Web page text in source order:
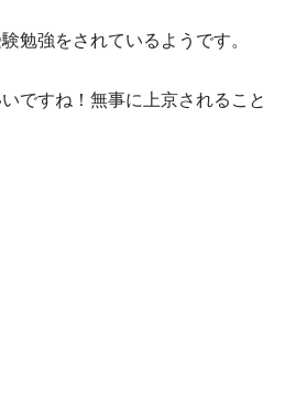
勉強をされているようです。
ですね！無事に上京されること